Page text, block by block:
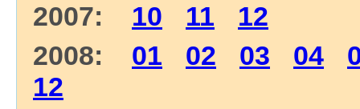
2007: 10 11
12
2008: 01 02 03 04
12